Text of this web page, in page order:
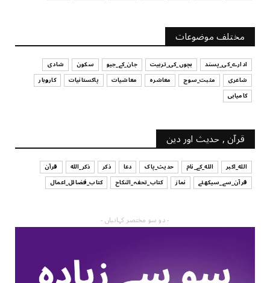
آپ کا فیصلہ کرنے کا انداز
July 29, 2026
مختلف موضوعات
ادارے_کی_پسند بچوں_کی_تربیت جان_کے_جیو سکون
شادی
شاعری
مثبت_سوچ معاشرہ معاشیات پاکستانیات
کاروبار
کامیابی
قرآن , حدیث اور دین
الله_اکبر الله_کے_نام حدیث_پاک دعا ذکر ذکر_الله
قرآن
قرآن_سے_سیکھئے
نماز کتاب_تحفہ_النکاح کتاب_فضائل_اعمال
- دو سو مختصر کہانیاں -